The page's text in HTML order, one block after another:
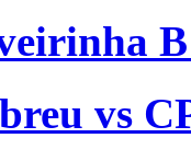
vs